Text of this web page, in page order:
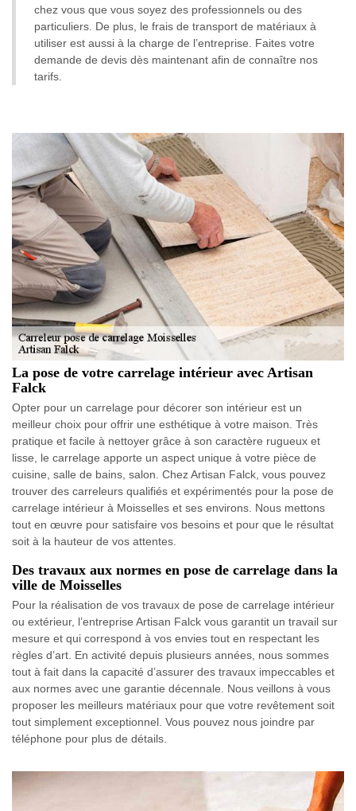
chez vous que vous soyez des professionnels ou des
particuliers. De plus, le frais de transport de matériaux à
utiliser est aussi à la charge de l’entreprise. Faites votre
demande de devis dès maintenant afin de connaître nos
tarifs.
La pose de votre carrelage intérieur avec Artisan
Falck
Opter pour un carrelage pour décorer son intérieur est un
meilleur choix pour offrir une esthétique à votre maison. Très
pratique et facile à nettoyer grâce à son caractère rugueux et
lisse, le carrelage apporte un aspect unique à votre pièce de
cuisine, salle de bains, salon. Chez Artisan Falck, vous pouvez
trouver des carreleurs qualifiés et expérimentés pour la pose de
carrelage intérieur à Moisselles et ses environs. Nous mettons
tout en œuvre pour satisfaire vos besoins et pour que le résultat
soit à la hauteur de vos attentes.
Des travaux aux normes en pose de carrelage dans la
ville de Moisselles
Pour la réalisation de vos travaux de pose de carrelage intérieur
ou extérieur, l’entreprise Artisan Falck vous garantit un travail sur
mesure et qui correspond à vos envies tout en respectant les
règles d’art. En activité depuis plusieurs années, nous sommes
tout à fait dans la capacité d’assurer des travaux impeccables et
aux normes avec une garantie décennale. Nous veillons à vous
proposer les meilleurs matériaux pour que votre revêtement soit
tout simplement exceptionnel. Vous pouvez nous joindre par
téléphone pour plus de détails.